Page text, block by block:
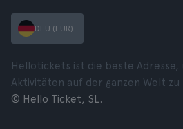
DEU (EUR)
Hellotickets ist die beste Adresse,
Aktivitäten auf der ganzen Welt zu
© Hello Ticket, SL.